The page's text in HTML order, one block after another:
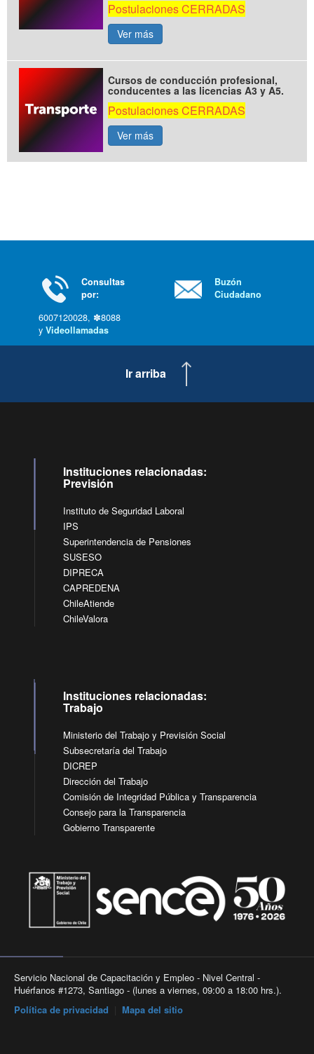
Postulaciones CERRADAS
Ver más
Cursos de conducción profesional,
conducentes a las licencias A3 y A5.
Postulaciones CERRADAS
Ver más
Consultas
por:
6007120028, ✽8088
y Videollamadas
Buzón
Ciudadano
Ir arriba
Instituciones relacionadas:
Previsión
Instituto de Seguridad Laboral
IPS
Superintendencia de Pensiones
SUSESO
DIPRECA
CAPREDENA
ChileAtiende
ChileValora
Instituciones relacionadas:
Trabajo
Ministerio del Trabajo y Previsión Social
Subsecretaría del Trabajo
DICREP
Dirección del Trabajo
Comisión de Integridad Pública y Transparencia
Consejo para la Transparencia
Gobierno Transparente
Servicio Nacional de Capacitación y Empleo - Nivel Central -
Huérfanos #1273, Santiago - (lunes a viernes, 09:00 a 18:00 hrs.).
Política de privacidad
Mapa del sitio